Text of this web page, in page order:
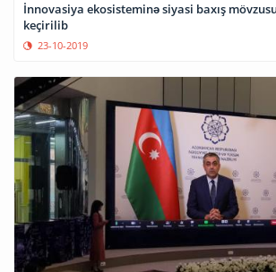
İnnovasiya ekosisteminə siyasi baxış
keçirilib
23-10-2019